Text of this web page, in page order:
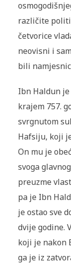
različite
četvorice
neovisni i
bili
Ibn Haldun
krajem 757.
svrgnutom
Hafsiju, koji
On mu je
svoga
preuzme
pa je Ibn
je ostao sve
dvije godine.
koji je nakon
ga je iz